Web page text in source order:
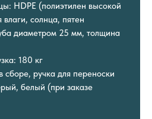
HDPE (полиэтилен высокой
солнца, пятен
диаметром 25 мм, толщина
180 кг
ручка для переноски
белый (при заказе